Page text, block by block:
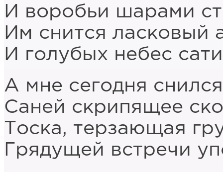
И воробьи шарами
Им снится ласковый
И голубых небес
А мне сегодня
Саней скрипящее
Тоска, терзающая
Грядущей встречи